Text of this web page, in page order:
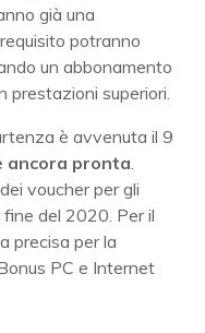
già una
potranno
un abbonamento
prestazioni superiori.
è avvenuta il 9
ancora pronta
voucher per gli
del 2020. Per il
precisa per la
PC e Internet